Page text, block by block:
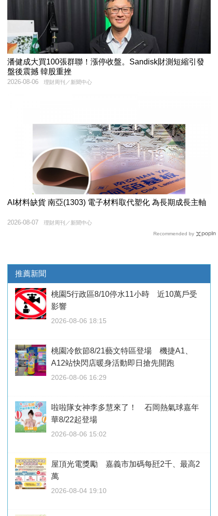
潘健成大買100張群聯！漲停收盤。Sandisk財測短縮引發
盤後震撼 韓股重挫
理財周刊／新聞中心
2026-08-06
AI材料缺貨 南亞(1303) 電子材料取代塑化 為長期成長主軸
理財周刊／新聞中心
2026-08-07
Recommended by
推薦新聞
桃園5行政區8/10停水11小時 近10萬戶受
影響
2026-08-06 18:15
桃園冷飲節8/21藝文特區登場 機捷A1、
A12站快閃店暖身活動即日搶先開跑
2026-08-06 16:29
啦啦隊女神李多慧來了！ 石岡熱氣球嘉年
華8/22起登場
2026-08-06 15:02
屋頂光電獎勵 嘉義市加碼每瓩2千、最高2
萬
2026-08-04 19:10